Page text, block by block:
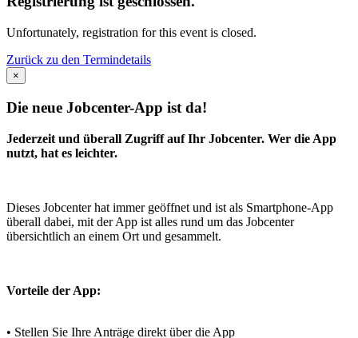
Unfortunately, registration for this event is closed.
Zurück zu den Termindetails
×
Die neue Jobcenter-App ist da!
Jederzeit und überall Zugriff auf Ihr Jobcenter. Wer die App
nutzt, hat es leichter.
Dieses Jobcenter hat immer geöffnet und ist als Smartphone-App
überall dabei, mit der App ist alles rund um das Jobcenter
übersichtlich an einem Ort und gesammelt.
Vorteile der App:
• Stellen Sie Ihre Anträge direkt über die App